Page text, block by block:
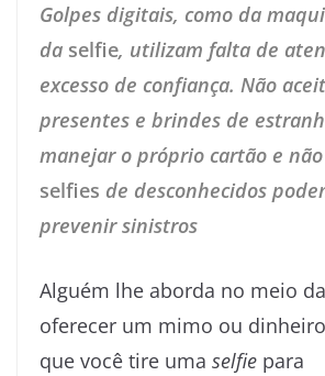
Golpes digitais, como da
da selfie, utilizam falta de
excesso de confiança. Não
presentes e brindes de
manejar o próprio cartão e
selfies de desconhecidos
prevenir sinistros
Alguém lhe aborda no meio
oferecer um mimo ou
que você tire uma selfie para